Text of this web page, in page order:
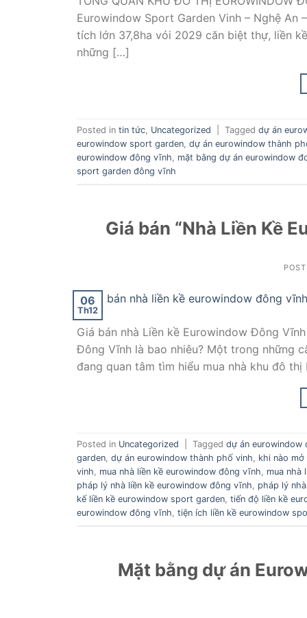
Eurowindow Sport Garden Vinh – Nghệ
tích lớn 37,8ha vói 2029 căn biệt thự, liền
những […]
Posted in tin tức, Uncategorized Tagged dự án
eurowindow sport garden, dự án eurowindow thành
eurowindow đông vĩnh, mặt bằng dự án eurowindow
sport garden đông vĩnh
Giá bán “Nhà Liền Kề
06
Th12
Giá bán nhà Liền kề Eurowindow Đông
Đông Vĩnh là bao nhiêu? Một trong những
đang quan tâm tìm hiểu mua nhà khu đô
Posted in Uncategorized Tagged dự án
garden, dự án eurowindow thành phố vinh, khi nào
vinh, mua nhà liền kề eurowindow đông vĩnh, mua nhà
pháp lý nhà liền kề eurowindow đông vĩnh, pháp lý
kế liền kề eurowindow sport garden, tiến độ liền kề
eurowindow đông vĩnh, tiện ích liền kề eurowindow
Mặt bằng dự án